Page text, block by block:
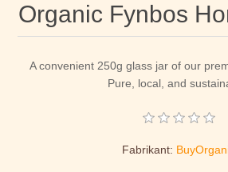
Organic Fynbos
A convenient 250g glass jar of our
Pure, local, and
Fabrikant: